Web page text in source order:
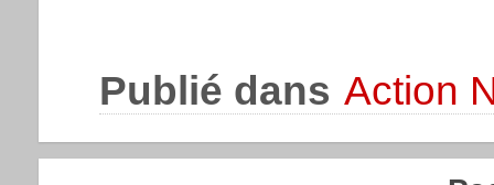
Publié dans Action